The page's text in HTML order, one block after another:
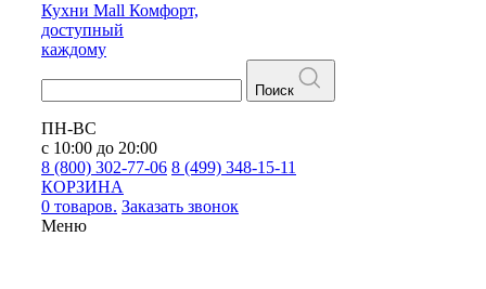
Кухни Mall Комфорт,
доступный
каждому
Поиск
ПН-ВС
с 10:00 до 20:00
8 (800) 302-77-06 8 (499) 348-15-11
КОРЗИНА
0 товаров. Заказать звонок
Меню